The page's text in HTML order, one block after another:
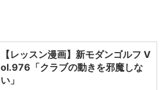
【レッスン漫画】新モダンゴルフ V
ol.976「クラブの動きを邪魔しな
い」